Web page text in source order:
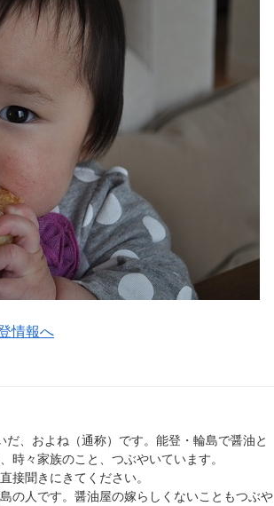
、およね（通称）です。能登・輪島で醤油と
時々家族のこと、つぶやいています。
接聞きにきてください。
の人です。醤油屋の嫁らしくないこともつぶや